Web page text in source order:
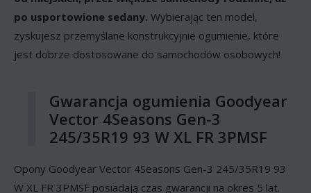
po usportowione sedany. Wybierając ten model,
zyskujesz przemyślane konstrukcyjnie ogumienie, które
jest dobrze dostosowane do samochodów osobowych!
Gwarancja ogumienia Goodyear
Vector 4Seasons Gen-3
245/35R19 93 W XL FR 3PMSF
Opony Goodyear Vector 4Seasons Gen-3 245/35R19 93
W XL FR 3PMSF posiadają czas gwarancji na okres 5 lat.